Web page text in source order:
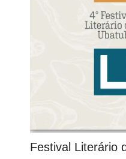
Festival Literário